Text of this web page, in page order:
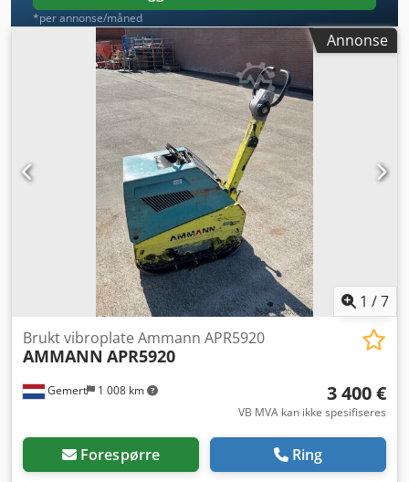
*per annonse/måned
Annonse
1 /7
Gemert 1 008 km
Brukt vibroplate Ammann APR5920
AMMANN APR5920
3 400 €
VB MVA kan ikke spesifiseres
Forespørre Ring